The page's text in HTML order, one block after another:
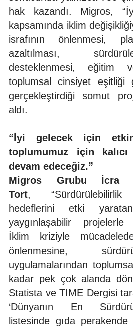
hak kazandı. Migros,
kapsamında iklim
israfının önlenmesi,
azaltılması,
desteklenmesi, eğitim
toplumsal cinsiyet eşitliği
gerçekleştirdiği somut
aldı.
“İyi gelecek için
toplumumuz için
devam edeceğiz.”
Migros Grubu İcra
Tort, “Sürdürülebilirlik
hedeflerini etki
yaygınlaşabilir projelerle
İklim kriziyle
önlenmesine,
uygulamalarından
kadar pek çok alanda
Statista ve TIME Dergisi
‘Dünyanın En
listesinde gıda